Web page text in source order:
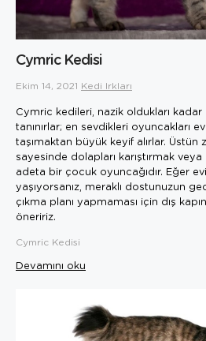
Cymric Kedisi
Ekim 14, 2021 Kedi Irkları
Cymric kedileri, nazik oldukları
tanınırlar; en sevdikleri oyuncakları
taşımaktan büyük keyif alırlar. Üstün
sayesinde dolapları karıştırmak
adeta bir çocuk oyuncağıdır. Eğer
yaşıyorsanız, meraklı dostunuzun
çıkma planı yapmaması için dış
öneririz.
Cymric Kedisi
Devamını oku